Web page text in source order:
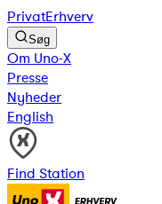
PrivatErhverv
Søg
Om Uno-X
Presse
Nyheder
English
Find Station